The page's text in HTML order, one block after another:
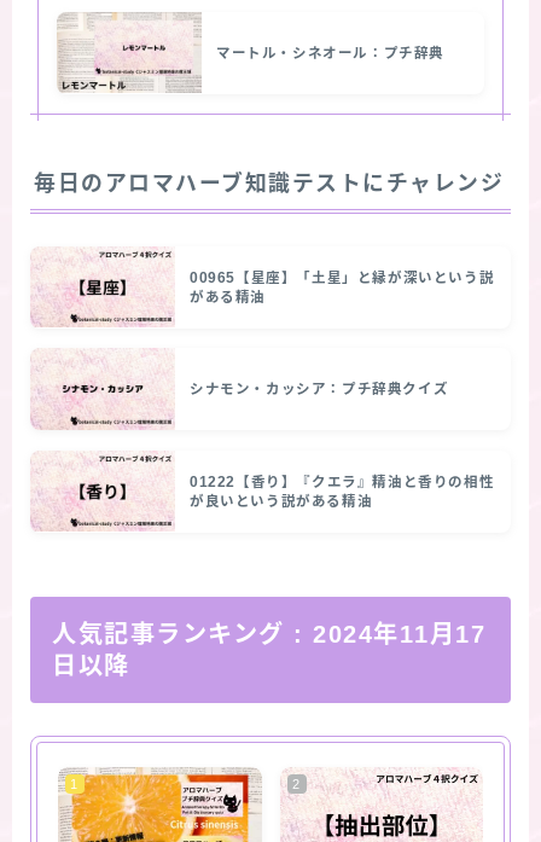
マートル・シネオール：プチ辞典
毎日のアロマハーブ知識テストにチャレンジ
00965【星座】「土星」と縁が深いという説
がある精油
シナモン・カッシア：プチ辞典クイズ
01222【香り】『クエラ』精油と香りの相性
が良いという説がある精油
人気記事ランキング : 2024年11月17
日以降